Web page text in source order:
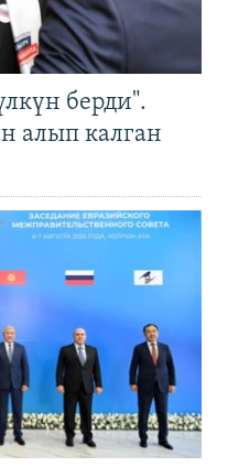
берди".
алып калган